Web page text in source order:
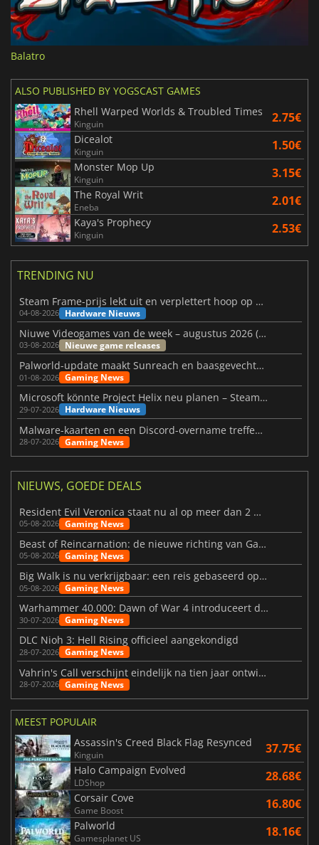
Balatro
ALSO PUBLISHED BY YOGSCAST GAMES
Rhell Warped Worlds & Troubled Times
Kinguin 2.75€
Dicealot
Kinguin 1.50€
Monster Mop Up
Kinguin 3.15€
The Royal Writ
Eneba 2.01€
Kaya's Prophecy
Kinguin 2.53€
TRENDING NU
Steam Frame-prijs lekt uit en verplettert hoop op betaalbare VR
04-08-2026 Hardware Nieuws
Niuwe Videogames van de week – augustus 2026 (week 32)
03-08-2026 Nieuwe game releases
Palworld-update maakt Sunreach en baasgevechten stabieler
01-08-2026 Gaming News
Microsoft könnte Project Helix neu planen – Steam-Support wackelt
29-07-2026 Hardware Nieuws
Malware-kaarten en een Discord-overname treffen Meccha Chameleon
28-07-2026 Gaming News
NIEUWS, GOEDE DEALS
Resident Evil Veronica staat nu al op meer dan 2 miljoen verlanglijstjes
05-08-2026 Gaming News
Beast of Reincarnation: de nieuwe richting van Game Freak
05-08-2026 Gaming News
Big Walk is nu verkrijgbaar: een reis gebaseerd op vriendschap
05-08-2026 Gaming News
Warhammer 40.000: Dawn of War 4 introduceert de Necron-factie
30-07-2026 Gaming News
DLC Nioh 3: Hell Rising officieel aangekondigd
28-07-2026 Gaming News
Vahrin's Call verschijnt eindelijk na tien jaar ontwikkeling
28-07-2026 Gaming News
MEEST POPULAIR
Assassin's Creed Black Flag Resynced
Kinguin 37.75€
Halo Campaign Evolved
LDShop 28.68€
Corsair Cove
Game Boost 16.80€
Palworld
Gamesplanet US 18.16€